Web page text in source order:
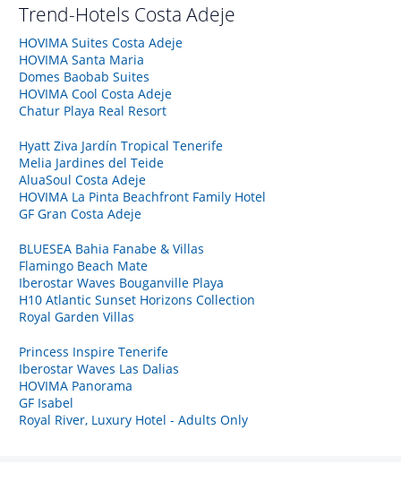
Trend-Hotels Costa Adeje
HOVIMA Suites Costa Adeje
HOVIMA Santa Maria
Domes Baobab Suites
HOVIMA Cool Costa Adeje
Chatur Playa Real Resort
Hyatt Ziva Jardín Tropical Tenerife
Melia Jardines del Teide
AluaSoul Costa Adeje
HOVIMA La Pinta Beachfront Family Hotel
GF Gran Costa Adeje
BLUESEA Bahia Fanabe & Villas
Flamingo Beach Mate
Iberostar Waves Bouganville Playa
H10 Atlantic Sunset Horizons Collection
Royal Garden Villas
Princess Inspire Tenerife
Iberostar Waves Las Dalias
HOVIMA Panorama
GF Isabel
Royal River, Luxury Hotel - Adults Only